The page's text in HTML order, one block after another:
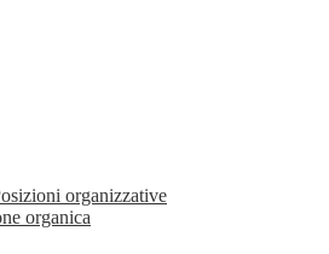
organizzative
organica